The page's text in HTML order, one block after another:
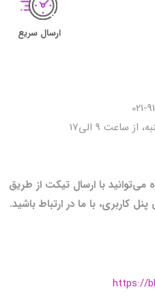
ارسال سریع
ساعت 9 الی17
می‌توانید با ارسال تیکت از طریق
کاربری، با ما در ارتباط باشید.
https://